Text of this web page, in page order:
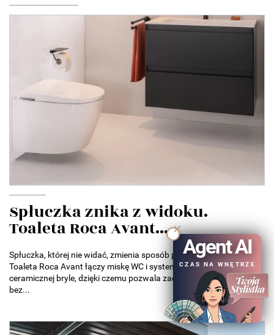
Spłuczka znika z widoku.
Toaleta Roca Avant...
Spłuczka, której nie widać, zmienia sposób projektowania łazienek.
Toaleta Roca Avant łączy miskę WC i system spłukiwania w jednej
ceramicznej bryle, dzięki czemu pozwala zaoszczędzić miejsce
bez...
Agent AI
CZAS NA WNĘTRZE